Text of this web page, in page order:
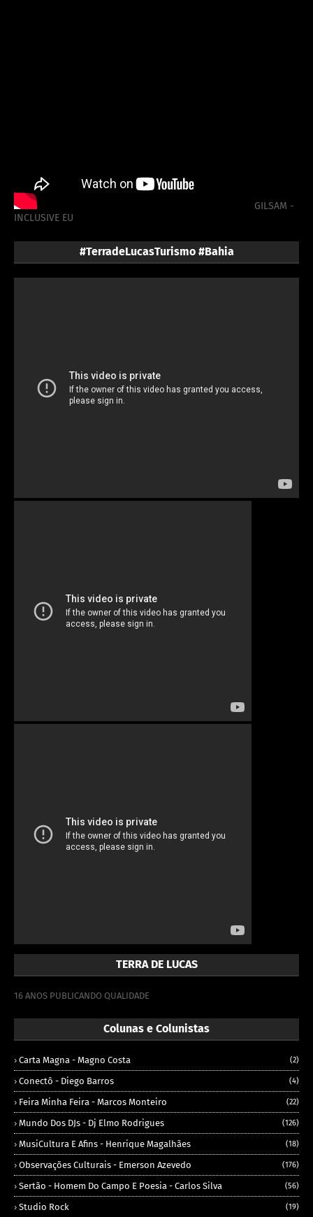
GILSAM -
INCLUSIVE EU
#TerradeLucasTurismo #Bahia
TERRA DE LUCAS
16 ANOS PUBLICANDO QUALIDADE
Colunas e Colunistas
Carta Magna - Magno Costa (2)
Conectô - Diego Barros (4)
Feira Minha Feira - Marcos Monteiro (22)
Mundo Dos DJs - Dj Elmo Rodrigues (126)
MusiCultura E Afins - Henrique Magalhães (18)
Observações Culturais - Emerson Azevedo (176)
Sertão - Homem Do Campo E Poesia - Carlos Silva (56)
Studio Rock (19)